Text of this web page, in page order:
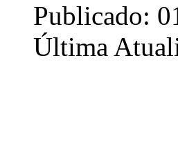
Publicado:
Última